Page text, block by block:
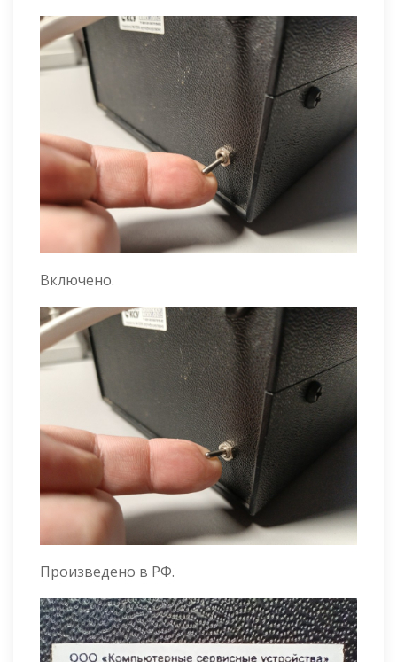
Включено.
Произведено в РФ.